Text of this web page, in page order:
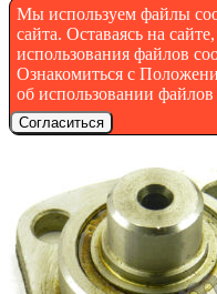
Мы используем файлы
сайта. Оставаясь на
использования файлов
Ознакомиться с
об использовании
Согласиться
622-2305001
622-